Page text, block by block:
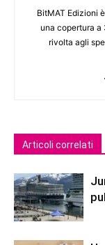
BitMAT Edizioni
una copertura a
rivolta agli
Articoli correlati